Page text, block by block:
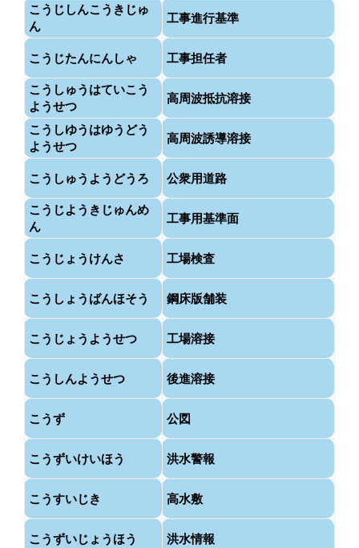
こうじしんこうきじゅ
ん
工事進行基準
こうじたんにんしゃ
工事担任者
こうしゅうはていこう
ようせつ
高周波抵抗溶接
こうしゆうはゆうどう
ようせつ
高周波誘導溶接
こうしゅうようどうろ
公衆用道路
こうじようきじゅんめ
ん
工事用基準面
こうじょうけんさ 工場検査
こうしょうばんほそう 鋼床版舗装
こうじょうようせつ 工場溶接
こうしんようせつ 後進溶接
こうず 公図
こうずいけいほう 洪水警報
こうすいじき 高水敷
こうずいじょうほう 洪水情報